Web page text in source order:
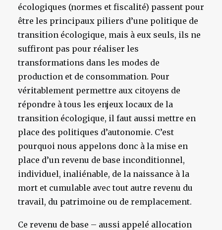
écologiques (normes et fiscalité) passent pour
être les principaux piliers d’une politique de
transition écologique, mais à eux seuls, ils ne
suffiront pas pour réaliser les
transformations dans les modes de
production et de consommation. Pour
véritablement permettre aux citoyens de
répondre à tous les enjeux locaux de la
transition écologique, il faut aussi mettre en
place des politiques d’autonomie. C’est
pourquoi nous appelons donc à la mise en
place d’un revenu de base inconditionnel,
individuel, inaliénable, de la naissance à la
mort et cumulable avec tout autre revenu du
travail, du patrimoine ou de remplacement.
Ce revenu de base – aussi appelé allocation